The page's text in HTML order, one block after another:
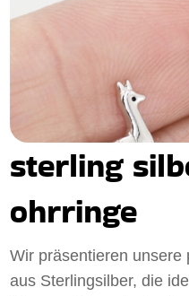
sterling
ohrringe
Wir präsentieren unsere
aus Sterlingsilber, die